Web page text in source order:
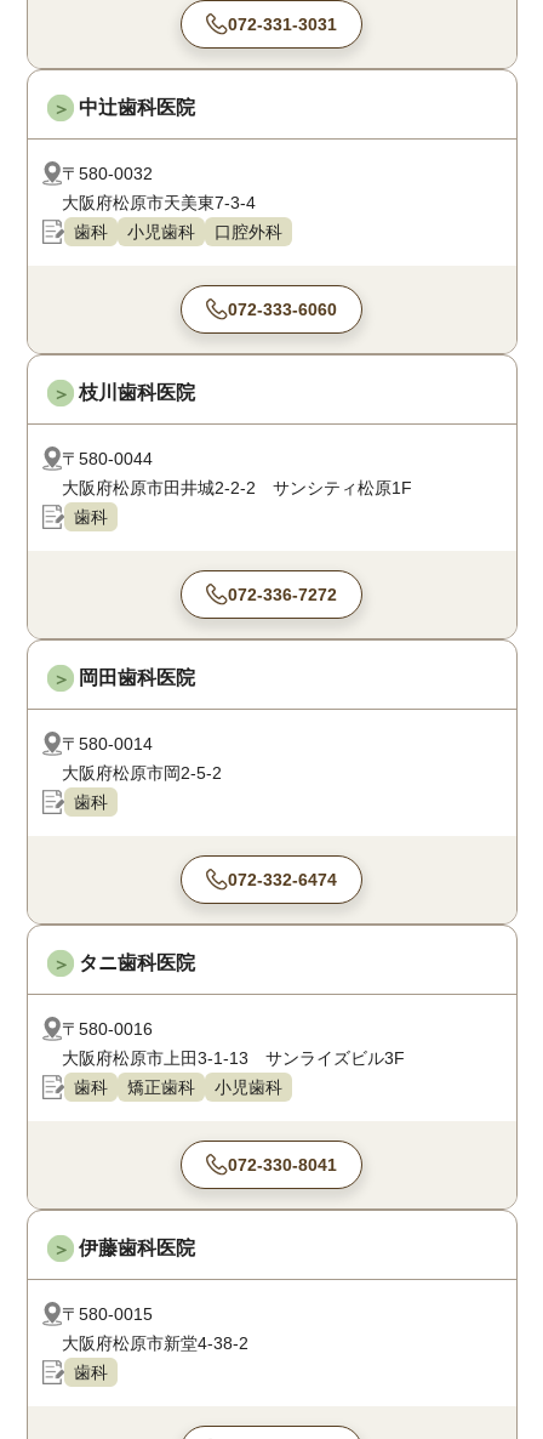
072-331-3031
＞ 中辻歯科医院
〒580-0032
大阪府松原市天美東7-3-4
歯科
小児歯科 口腔外科
072-333-6060
＞ 枝川歯科医院
〒580-0044
大阪府松原市田井城2-2-2 サンシティ松原1F
歯科
072-336-7272
＞ 岡田歯科医院
〒580-0014
大阪府松原市岡2-5-2
歯科
072-332-6474
＞ タニ歯科医院
〒580-0016
大阪府松原市上田3-1-13 サンライズビル3F
歯科
矯正歯科 小児歯科
072-330-8041
＞ 伊藤歯科医院
〒580-0015
大阪府松原市新堂4-38-2
歯科